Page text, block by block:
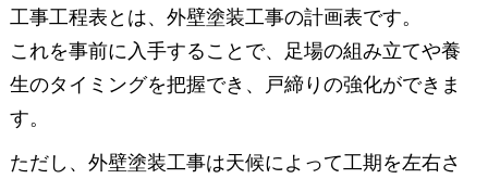
工事工程表とは、外壁塗装工事の計画表です。
これを事前に入手することで、足場の組み立てや養
生のタイミングを把握でき、戸締りの強化ができま
す。
ただし、外壁塗装工事は天候によって工期を左右さ